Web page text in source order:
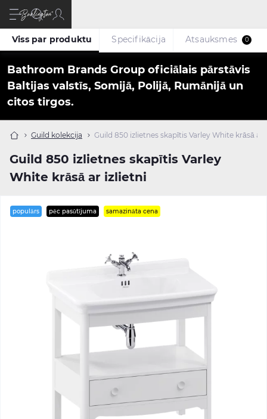
Bathroom Brands Group oficiālais pārstāvis
Baltijas valstīs, Somijā, Polijā, Rumānijā un
citos tirgos.
Guild kolekcija Guild 850 izlietnes skapītis Varley White krāsā ar
Guild 850 izlietnes skapītis Varley
White krāsā ar izlietni
Viss par produktu Specifikācija Atsauksmes 0
populārs pēc pasūtījuma samazināta cena